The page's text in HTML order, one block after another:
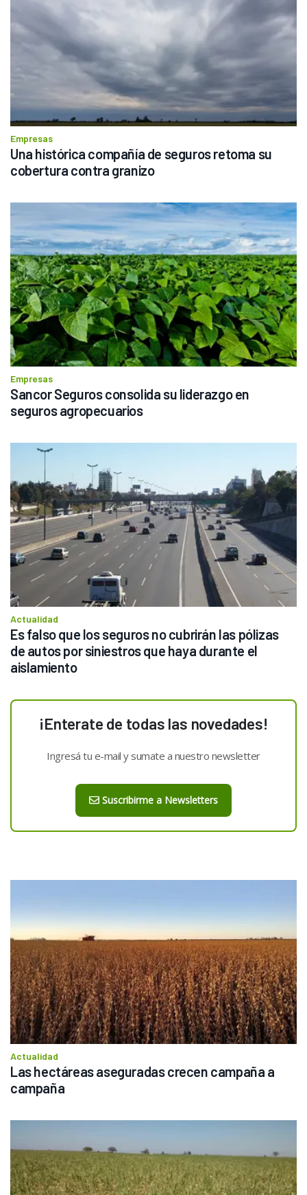
Empresas
Una histórica compañía de seguros retoma su
cobertura contra granizo
Empresas
Sancor Seguros consolida su liderazgo en
seguros agropecuarios
Actualidad
Es falso que los seguros no cubrirán las pólizas
de autos por siniestros que haya durante el
aislamiento
¡Enterate de todas las novedades!
Ingresá tu e-mail y sumate a nuestro newsletter
Suscribirme a Newsletters
Actualidad
Las hectáreas aseguradas crecen campaña a
campaña